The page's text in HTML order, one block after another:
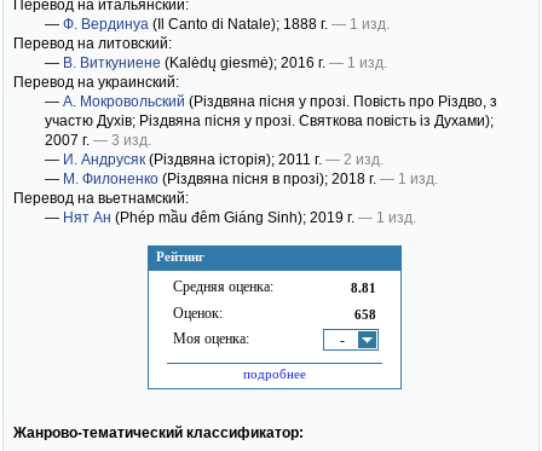
Рейтинг
Средняя оценка: 8.81
Оценок: 658
Моя оценка: -
подробнее
Перевод на итальянский:
— Ф. Вердинуа (Il Canto di Natale); 1888 г. — 1 изд.
Перевод на литовский:
— В. Виткуниене (Kalėdų giesmė); 2016 г. — 1 изд.
Перевод на украинский:
— А. Мокровольский (Різдвяна пісня у прозі. Повість про Різдво, з
участю Духів; Різдвяна пісня у прозі. Святкова повість із Духами);
2007 г. — 3 изд.
— И. Андрусяк (Різдвяна історія); 2011 г. — 2 изд.
— М. Филоненко (Різдвяна пісня в прозі); 2018 г. — 1 изд.
Перевод на вьетнамский:
— Нят Ан (Phép mầu đêm Giáng Sinh); 2019 г. — 1 изд.
Жанрово-тематический классификатор: